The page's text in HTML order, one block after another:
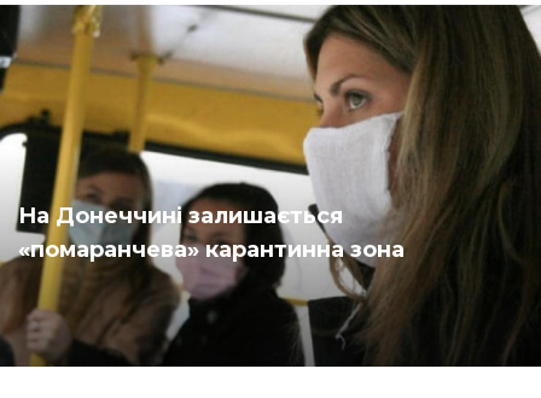
На Донеччині залишається
«помаранчева» карантинна зона